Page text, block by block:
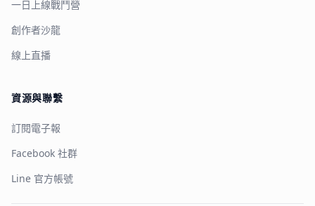
一日上線戰鬥營
創作者沙龍
線上直播
資源與聯繫
訂閱電子報
Facebook 社群
Line 官方帳號